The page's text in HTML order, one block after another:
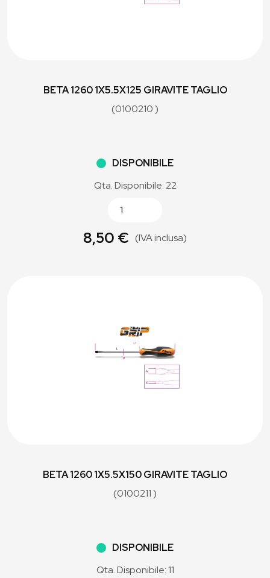
BETA 1260 1X5.5X125 GIRAVITE TAGLIO
(0100210 )
DISPONIBILE
Qta. Disponibile: 22
8,50 € (IVA inclusa)
BETA 1260 1X5.5X150 GIRAVITE TAGLIO
(0100211 )
DISPONIBILE
Qta. Disponibile: 11